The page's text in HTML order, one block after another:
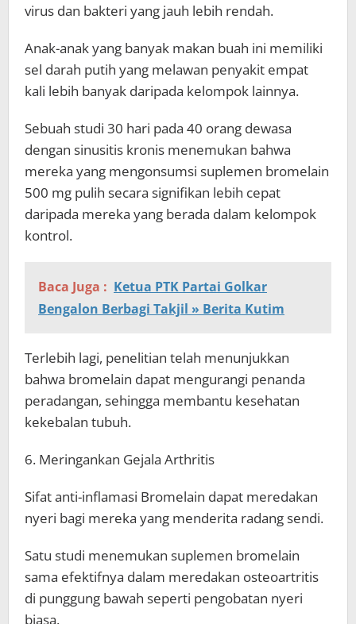
virus dan bakteri yang jauh lebih rendah.
Anak-anak yang banyak makan buah ini memiliki
sel darah putih yang melawan penyakit empat
kali lebih banyak daripada kelompok lainnya.
Sebuah studi 30 hari pada 40 orang dewasa
dengan sinusitis kronis menemukan bahwa
mereka yang mengonsumsi suplemen bromelain
500 mg pulih secara signifikan lebih cepat
daripada mereka yang berada dalam kelompok
kontrol.
Baca Juga : Ketua PTK Partai Golkar
Bengalon Berbagi Takjil » Berita Kutim
Terlebih lagi, penelitian telah menunjukkan
bahwa bromelain dapat mengurangi penanda
peradangan, sehingga membantu kesehatan
kekebalan tubuh.
6. Meringankan Gejala Arthritis
Sifat anti-inflamasi Bromelain dapat meredakan
nyeri bagi mereka yang menderita radang sendi.
Satu studi menemukan suplemen bromelain
sama efektifnya dalam meredakan osteoartritis
di punggung bawah seperti pengobatan nyeri
biasa.